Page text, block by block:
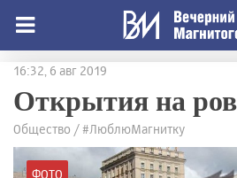
16:32, 6 авг 2019
Открытия на
Общество / #ЛюблюМагнитку
ФОТО